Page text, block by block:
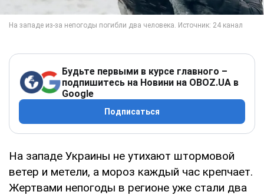
Будьте первыми в курсе главного –
подпишитесь на Новини на OBOZ.UA в
Google
Подписаться
На западе Украины не утихают штормовой
ветер и метели, а мороз каждый час крепчает.
Жертвами непогоды в регионе уже стали два